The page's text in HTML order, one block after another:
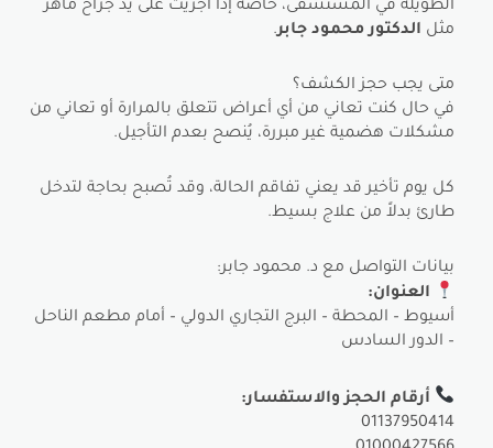
الطويلة في المستشفى، خاصةً إذا أجريت على يد جراح ماهر
مثل الدكتور محمود جابر.
متى يجب حجز الكشف؟
في حال كنت تعاني من أي أعراض تتعلق بالمرارة أو تعاني من
مشكلات هضمية غير مبررة، يُنصح بعدم التأجيل.
كل يوم تأخير قد يعني تفاقم الحالة، وقد تُصبح بحاجة لتدخل
طارئ بدلاً من علاج بسيط.
بيانات التواصل مع د. محمود جابر:
العنوان:
أسيوط – المحطة – البرج التجاري الدولي – أمام مطعم الناحل
– الدور السادس
أرقام الحجز والاستفسار:
01137950414